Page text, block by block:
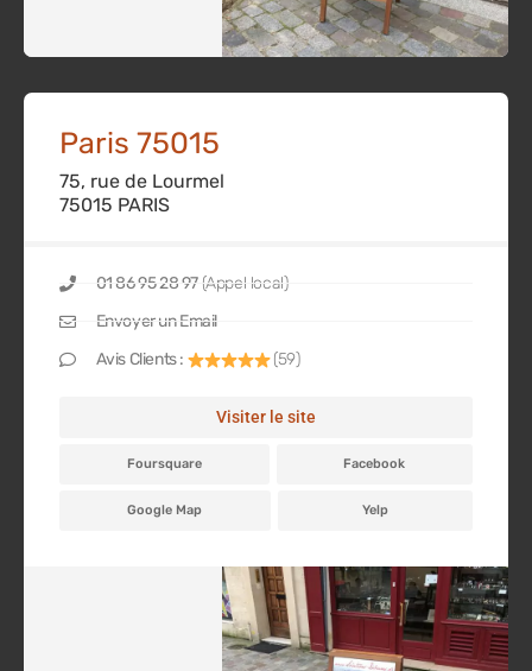
Paris 75015
75, rue de Lourmel
75015 PARIS
01 86 95 28 97 (Appel local)
Envoyer un Email
Avis Clients :
(59)
Visiter le site
Foursquare Facebook
Google Map Yelp